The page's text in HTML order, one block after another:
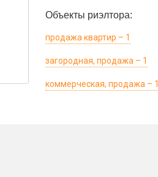
Объекты риэлтора:
продажа квартир – 1
загородная, продажа – 1
коммерческая, продажа – 1